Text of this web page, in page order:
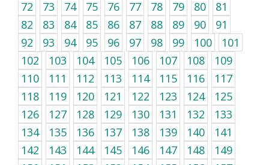
72
73 74 75 76 77 78 79 80
81
82
83 84 85 86 87 88 89 90
91
92
93 94 95 96 97 98 99 100
101
102
103 104 105 106 107 108
109
110
111 112 113 114 115 116
117
118
119 120 121 122 123 124
125
126
127 128 129 130 131 132
133
134
135 136 137 138 139 140
141
142
143 144 145 146 147 148
149